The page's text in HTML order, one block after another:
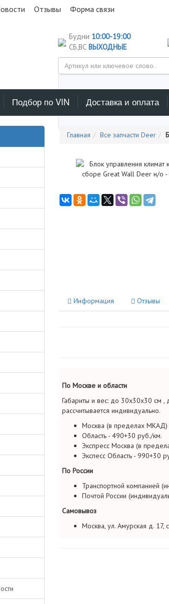
Отзывы Форма связи
Будни 10:00-19:00
СБ,ВС ВЫХОДНЫЕ
Выберите каталог поиска
Подбор по VIN Доставка и оплата
Главная Все запчасти Deer
Информация Отзывы
По Москве и области
Габариты и вес: до 30х30х30 см
рассчитывается индивидуально.
Москва (в пределах МКАД)
Область - 490+30 руб./км.
Экспресс Москва (в
Экспесс Область - 990+30
По России
Транспортной компанией
Почтой России
Самовывоз
Москва, ул. Амурская д. 17,